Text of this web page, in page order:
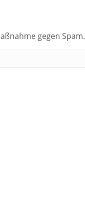
gegen Spam.